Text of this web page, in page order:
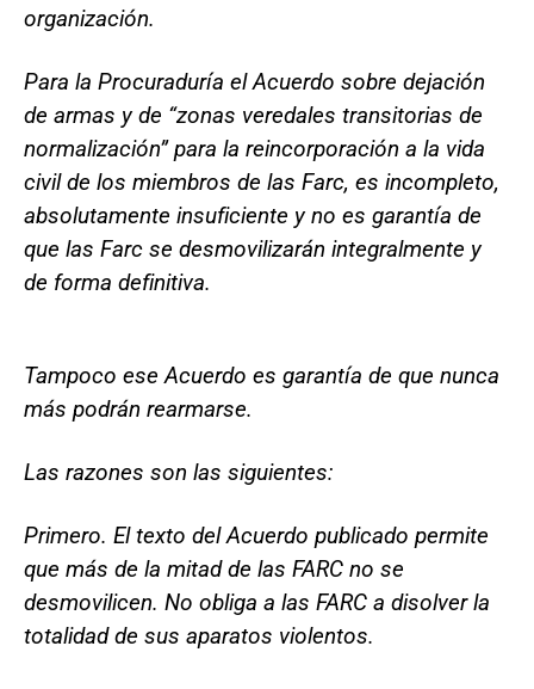
organización.
Para la Procuraduría el Acuerdo sobre dejación
de armas y de “zonas veredales transitorias de
normalización” para la reincorporación a la vida
civil de los miembros de las Farc, es incompleto,
absolutamente insuficiente y no es garantía de
que las Farc se desmovilizarán integralmente y
de forma definitiva.
Tampoco ese Acuerdo es garantía de que nunca
más podrán rearmarse.
Las razones son las siguientes:
Primero. El texto del Acuerdo publicado permite
que más de la mitad de las FARC no se
desmovilicen. No obliga a las FARC a disolver la
totalidad de sus aparatos violentos.